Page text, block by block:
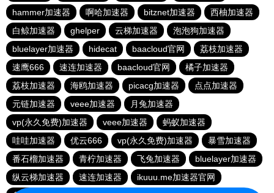
hammer加速器
啊哈加速器 bitznet加速器
西柚加速器
白鲸加速器
ghelper 云梯加速器
泡泡狗加速器
bluelayer加速器
hidecat baacloud官网
荔枝加速器
速鹰666
速连加速器 baacloud官网
橘子加速器
荔枝加速器
海鸥加速器 picacg加速器
点点加速器
元链加速器
veee加速器
月兔加速器
vp(永久免费)加速器
veee加速器
蚂蚁加速器
哇哇加速器
优云666 vp(永久免费)加速器
暴雪加速器
番石榴加速器
青柠加速器 飞兔加速器
bluelayer加速器
纵云梯加速器
速连加速器
ikuuu.me加速器官网